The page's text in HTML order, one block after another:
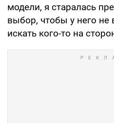
модели, я старалась
выбор, чтобы у него не
искать кого-то на